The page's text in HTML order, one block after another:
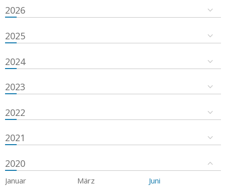
2026
2025
2024
2023
2022
2021
2020
Januar März
Juni